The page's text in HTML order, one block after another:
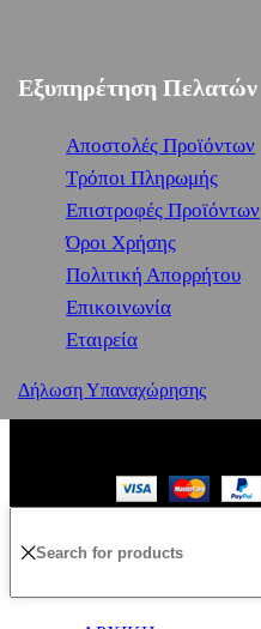
Εξυπηρέτηση Πελατών
Αποστολές Προϊόντων
Τρόποι Πληρωμής
Επιστροφές Προϊόντων
Όροι Χρήσης
Πολιτική Απορρήτου
Επικοινωνία
Εταιρεία
Δήλωση Υπαναχώρησης